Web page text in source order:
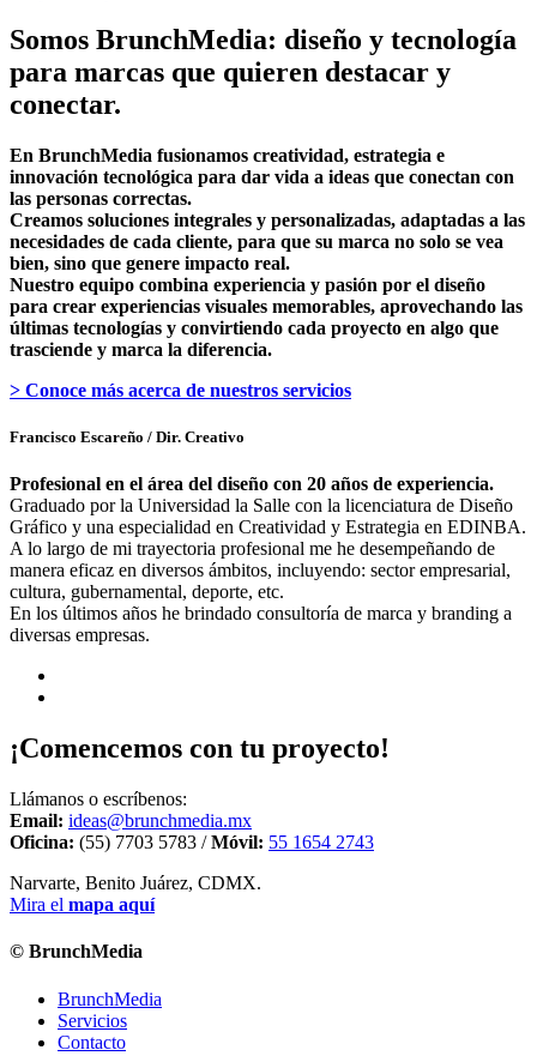
Somos BrunchMedia: diseño y tecnología
para marcas que quieren destacar y
conectar.
En BrunchMedia fusionamos creatividad, estrategia e
innovación tecnológica para dar vida a ideas que conectan con
las personas correctas.
Creamos soluciones integrales y personalizadas, adaptadas a las
necesidades de cada cliente, para que su marca no solo se vea
bien, sino que genere impacto real.
Nuestro equipo combina experiencia y pasión por el diseño
para crear experiencias visuales memorables, aprovechando las
últimas tecnologías y convirtiendo cada proyecto en algo que
trasciende y marca la diferencia.
> Conoce más acerca de nuestros servicios
Francisco Escareño / Dir. Creativo
Profesional en el área del diseño con 20 años de experiencia.
Graduado por la Universidad la Salle con la licenciatura de Diseño
Gráfico y una especialidad en Creatividad y Estrategia en EDINBA.
A lo largo de mi trayectoria profesional me he desempeñando de
manera eficaz en diversos ámbitos, incluyendo: sector empresarial,
cultura, gubernamental, deporte, etc.
En los últimos años he brindado consultoría de marca y branding a
diversas empresas.
¡Comencemos con tu proyecto!
Llámanos o escríbenos:
Email: ideas@brunchmedia.mx
Oficina: (55) 7703 5783 /Móvil: 55 1654 2743
Narvarte, Benito Juárez, CDMX.
Mira el mapa aquí
© BrunchMedia
BrunchMedia
Servicios
Contacto